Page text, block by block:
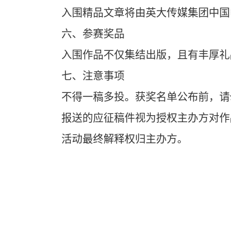
入围精品文章将由英大传媒集团中国
六、参赛奖品
入围作品不仅集结出版，且有丰厚礼
七、注意事项
不得一稿多投。获奖名单公布前，
报送的应征稿件视为授权主办方对
活动最终解释权归主办方。